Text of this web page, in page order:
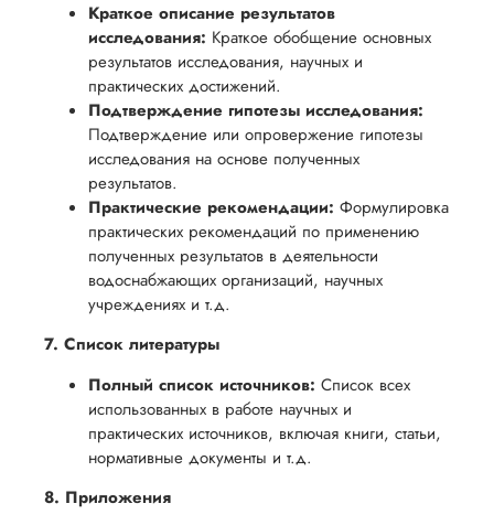
Краткое описание результатов
исследования: Краткое обобщение основных
результатов исследования, научных и
практических достижений.
Подтверждение гипотезы исследования:
Подтверждение или опровержение гипотезы
исследования на основе полученных
результатов.
Практические рекомендации: Формулировка
практических рекомендаций по применению
полученных результатов в деятельности
водоснабжающих организаций, научных
учреждениях и т.д.
7. Список литературы
Полный список источников: Список всех
использованных в работе научных и
практических источников, включая книги, статьи,
нормативные документы и т.д.
8. Приложения